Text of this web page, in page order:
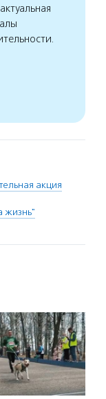
акция
жизнь"